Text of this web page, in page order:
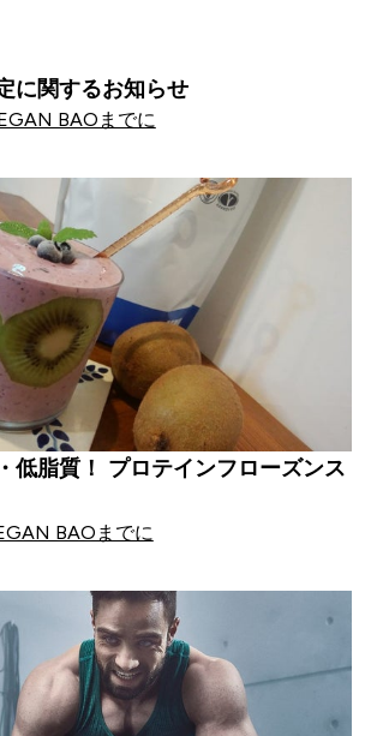
に関するお知らせ
BAOまでに
低脂質！ プロテインフローズンス
BAOまでに